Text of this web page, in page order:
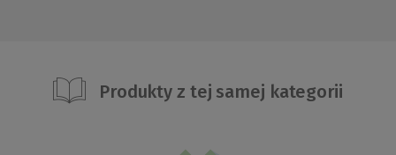
Produkty z tej samej kategorii